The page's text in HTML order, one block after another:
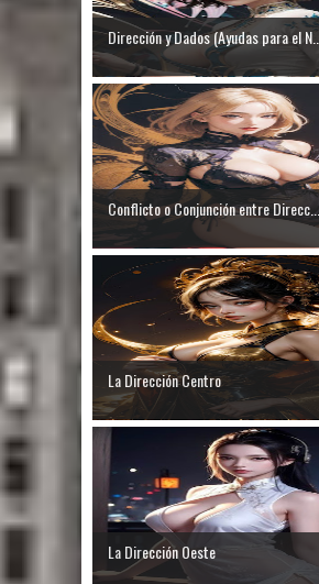
Dirección y Dados (Ayudas para el N...
Conflicto o Conjunción entre Direcc...
La Dirección Centro
La Dirección Oeste